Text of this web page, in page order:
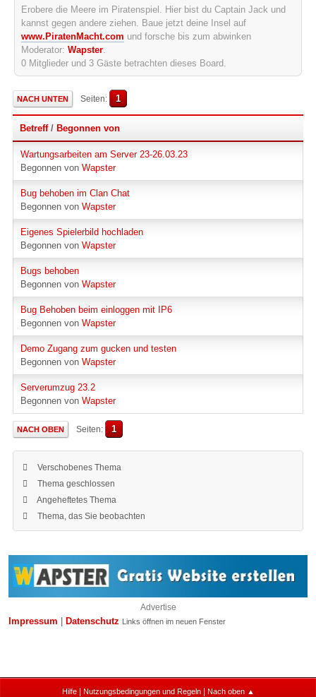
Erobere die Meere im Piratenspiel. Hier bist du Captain Jack und
kannst gegen andere ziehen. Baue jetzt deine Insel auf
www.PiratenMacht.com und forsche bis zum abwinken
Moderator: Wapster.
0 Mitglieder und 3 Gäste betrachten dieses Board.
NACH UNTEN Seiten 1
Betreff/ Begonnen von
Wartungsarbeiten am Server 23-26.03.23
Begonnen von Wapster
Bug behoben im Clan Chat
Begonnen von Wapster
Eigenes Spielerbild hochladen
Begonnen von Wapster
Bugs behoben
Begonnen von Wapster
Bug Behoben beim einloggen mit IP6
Begonnen von Wapster
Demo Zugang zum gucken und testen
Begonnen von Wapster
Serverumzug 23.2
Begonnen von Wapster
NACH OBEN Seiten 1
Verschobenes Thema
Thema geschlossen
Angeheftetes Thema
Thema, das Sie beobachten
Advertise
Impressum Datenschutz Links öffnen im neuen Fenster
Hilfe| Nutzungsbedingungen und Regeln| Nach oben ▲